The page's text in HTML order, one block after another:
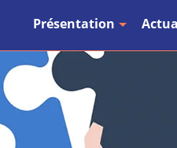
Présentation